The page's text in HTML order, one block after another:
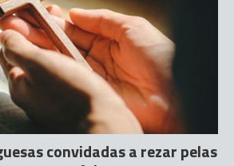
convidadas a rezar pelas